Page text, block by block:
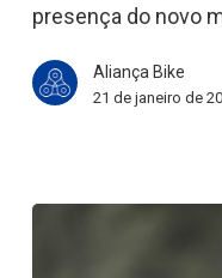
Meoo/Swift
presença do novo
Aliança Bike
21 de janeiro de